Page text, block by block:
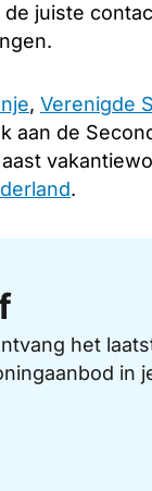
juiste
, Verenigde
aan de
.
het
in